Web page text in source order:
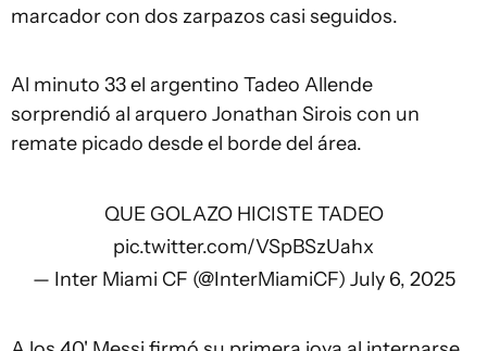
marcador con dos zarpazos casi seguidos.
Al minuto 33 el argentino Tadeo Allende
sorprendió al arquero Jonathan Sirois con un
remate picado desde el borde del área.
QUE GOLAZO HICISTE TADEO
pic.twitter.com/VSpBSzUahx
— Inter Miami CF (@InterMiamiCF) July 6, 2025